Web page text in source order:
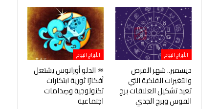
الأبراج اليوم
ديسمبر.. شهر الفرص
والتغيرات الفلكية التي
تعيد تشكيل العلاقات برج
القوس وبرج الجدي
الأبراج اليوم
♒ الدلو أورانوس يشتعل
أفكارًا ثورية ابتكارات
تكنولوجية وصِدامات
اجتماعية